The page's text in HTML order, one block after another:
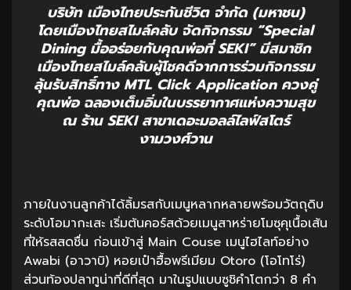
บริษัท เมืองไทยประกันชีวิต จำกัด (มหาชน)
โดยเมืองไทยสไมล์คลับ จัดกิจกรรม “Special
Dining มื้ออร่อยกับคุณพ่อที่ SEKI” มีสมาชิก
เมืองไทยสไมล์คลับผู้โชคดีจากการร่วมกิจกรรม
ลุ้นรับสิทธิ์ทาง MTL Click Application ควงคู่
คุณพ่อ ฉลองเต็มอิ่มในบรรยากาศแห่งความสุข
ณ ร้าน SEKI สาขาเดอะมอลล์ไลฟ์สโตร์
งามวงศ์วาน
ภายในงานลูกค้าได้ลิ้มรสกับเมนูหลากหลายพร้อมวัตถุดิบ
ระดับโอมากะเสะ เริ่มต้นคอร์สด้วยเมนูสาหร่ายโมซุคุเนื้อเส้น
ที่ให้รสสดชื่น ก่อนเข้าสู่ Main Couse เมนูไฮไลท์อย่าง
Awabi (อาวาบิ) หอยเป๋าฮื้อพรีเมียม Otoro (โอโทโร่)
ส่วนท้องปลาทูน่าที่ดีที่สุด มาในรูปแบบซูชิคำโตกว่า 8 คำ